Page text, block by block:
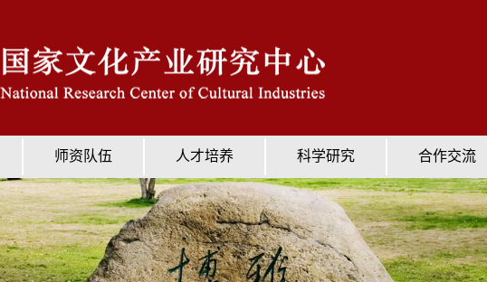
师资队伍 人才培养 科学研究 合作交流